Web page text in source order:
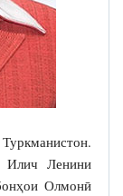
Ленини
Олмонӣ